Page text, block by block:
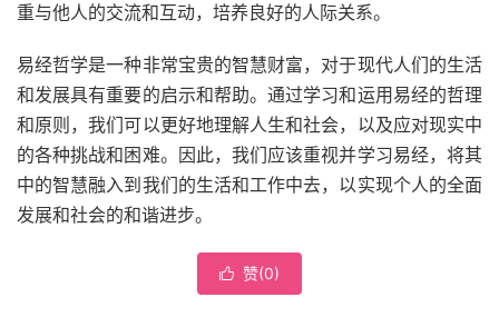
重与他人的交流和互动，培养良好的人际关系。
易经哲学是一种非常宝贵的智慧财富，对于现代人们的生活
和发展具有重要的启示和帮助。通过学习和运用易经的哲理
和原则，我们可以更好地理解人生和社会，以及应对现实中
的各种挑战和困难。因此，我们应该重视并学习易经，将其
中的智慧融入到我们的生活和工作中去，以实现个人的全面
发展和社会的和谐进步。
 赞(0)